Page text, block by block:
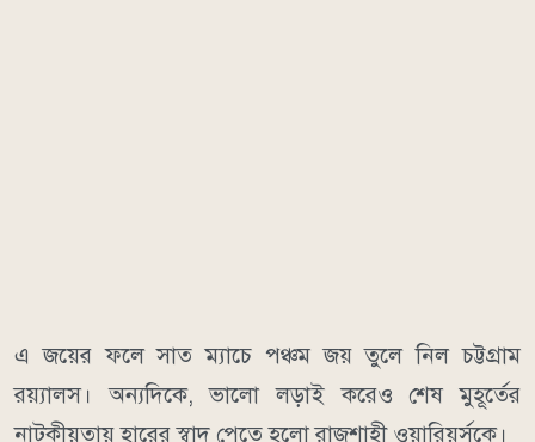
এ জয়ের ফলে সাত ম্যাচে পঞ্চম জয় তুলে নিল চট্টগ্রাম
রয়্যালস। অন্যদিকে, ভালো লড়াই করেও শেষ মুহূর্তের
নাটকীয়তায় হারের স্বাদ পেতে হলো রাজশাহী ওয়ারিয়র্সকে।